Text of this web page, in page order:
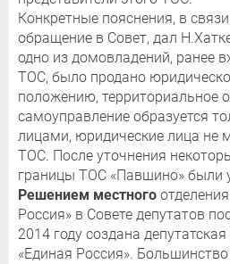
Конкретные пояснения, в
обращение в Совет, дал
одно из домовладений, ранее
ТОС, было продано
положению, территориальное
самоуправление образуется
лицами, юридические лица не
ТОС. После уточнения
границы ТОС «Павшино» были
Решением местного
Россия» в Совете депутатов
2014 году создана
«Единая Россия».